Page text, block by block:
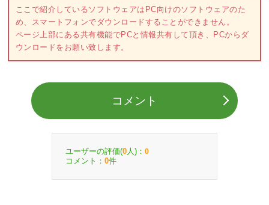
ここで紹介しているソフトウェアはPC向けのソフトウェアのた
め、スマートフォンでダウンロードすることができません。
ページ上部にある共有機能でPCと情報共有して頂き、PCからダ
ウンロードをお願い致します。
コメント
ユーザーの評価(0 人)： 0
コメント： 0件